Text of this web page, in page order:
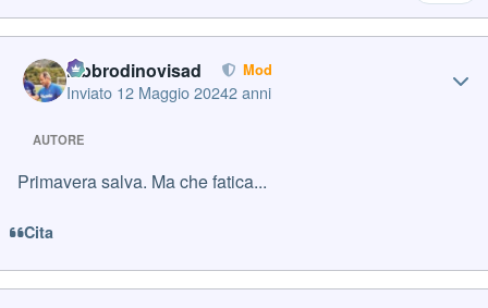
labbrodinovisad Mod
Inviato 12 Maggio 20242 anni
AUTORE
Primavera salva. Ma che fatica...
Cita